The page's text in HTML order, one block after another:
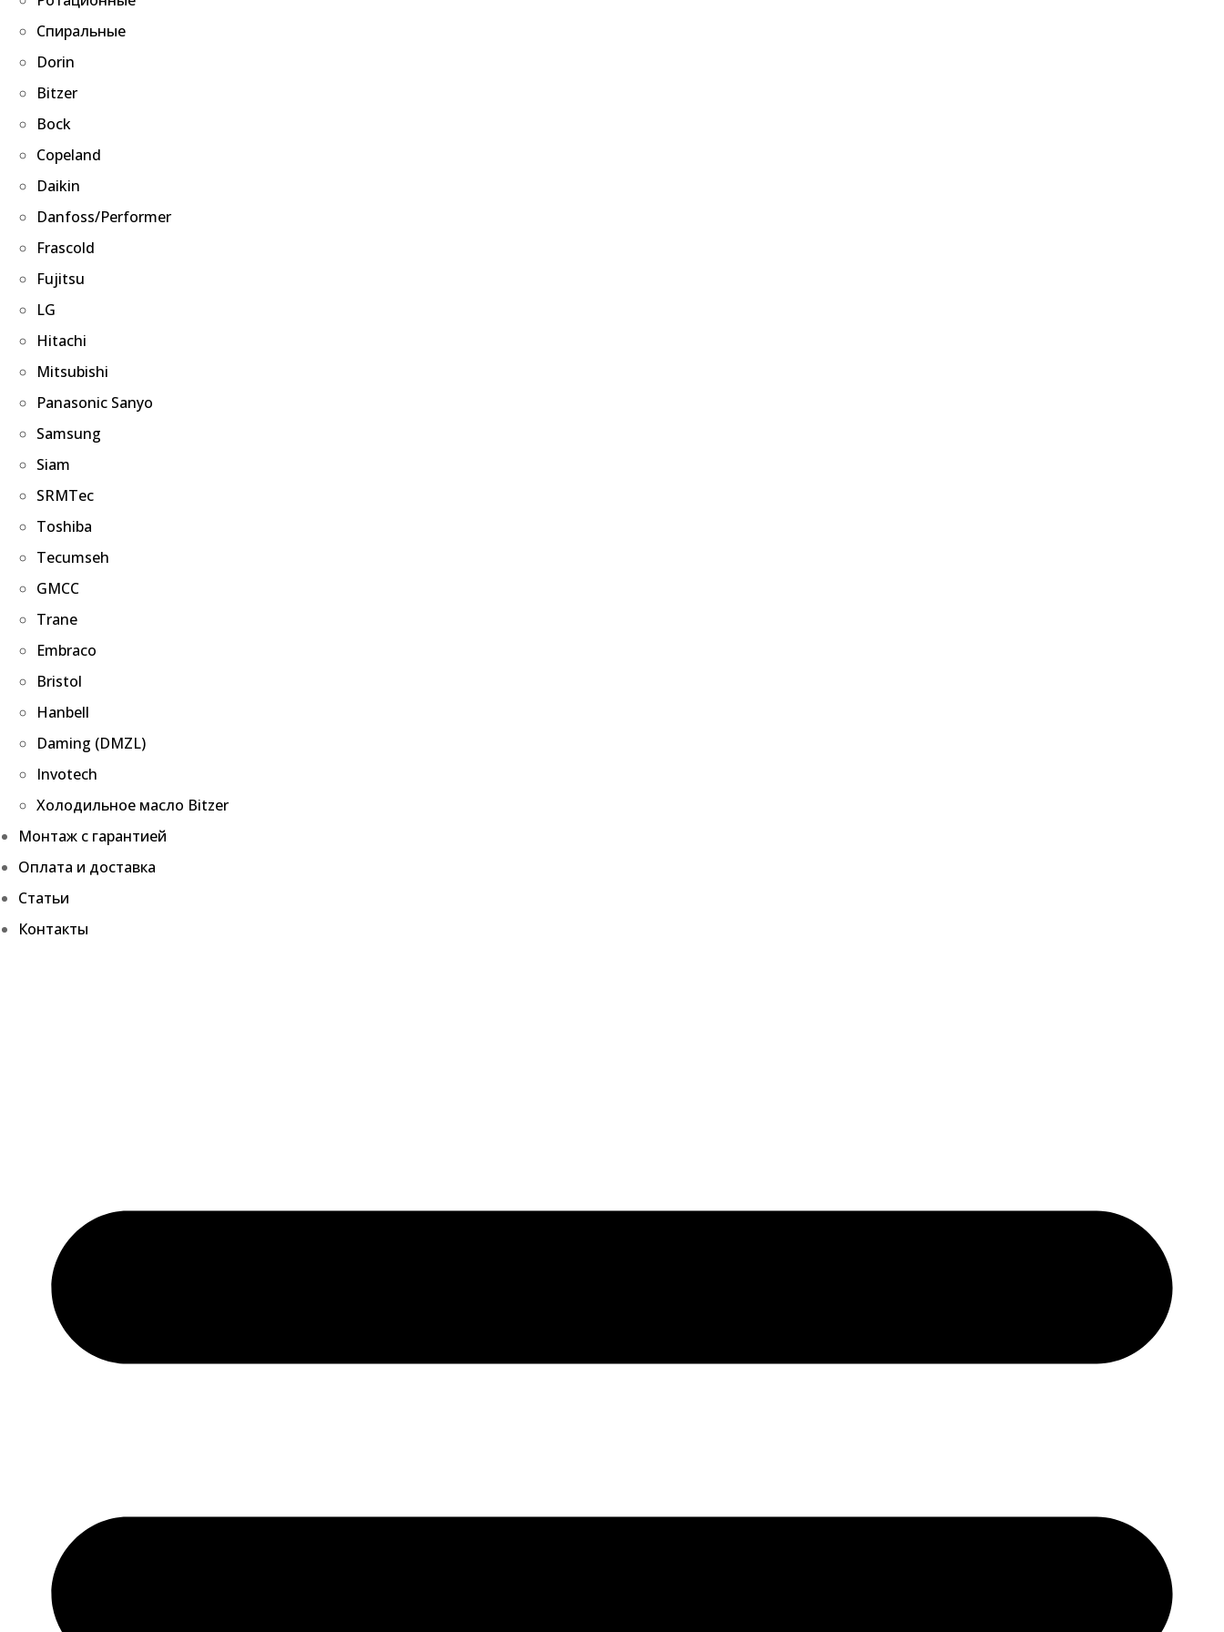
Спиральные
Dorin
Bitzer
Bock
Copeland
Daikin
Danfoss/Performer
Frascold
Fujitsu
LG
Hitachi
Mitsubishi
Panasonic Sanyo
Samsung
Siam
SRMTec
Toshiba
Tecumseh
GMCC
Trane
Embraco
Bristol
Hanbell
Daming (DMZL)
Invotech
Холодильное масло Bitzer
Монтаж с гарантией
Оплата и доставка
Статьи
Контакты